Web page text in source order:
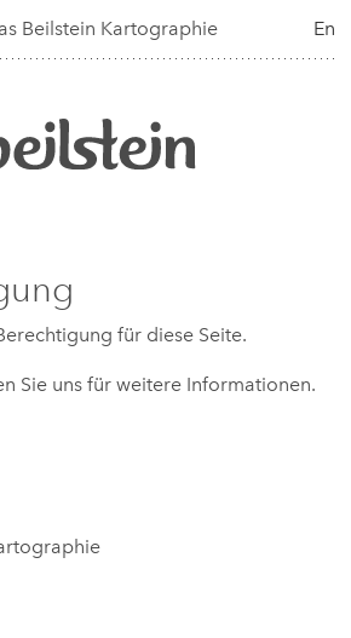
Beilstein Kartographie En
für diese Seite.
Sie uns für weitere Informationen.